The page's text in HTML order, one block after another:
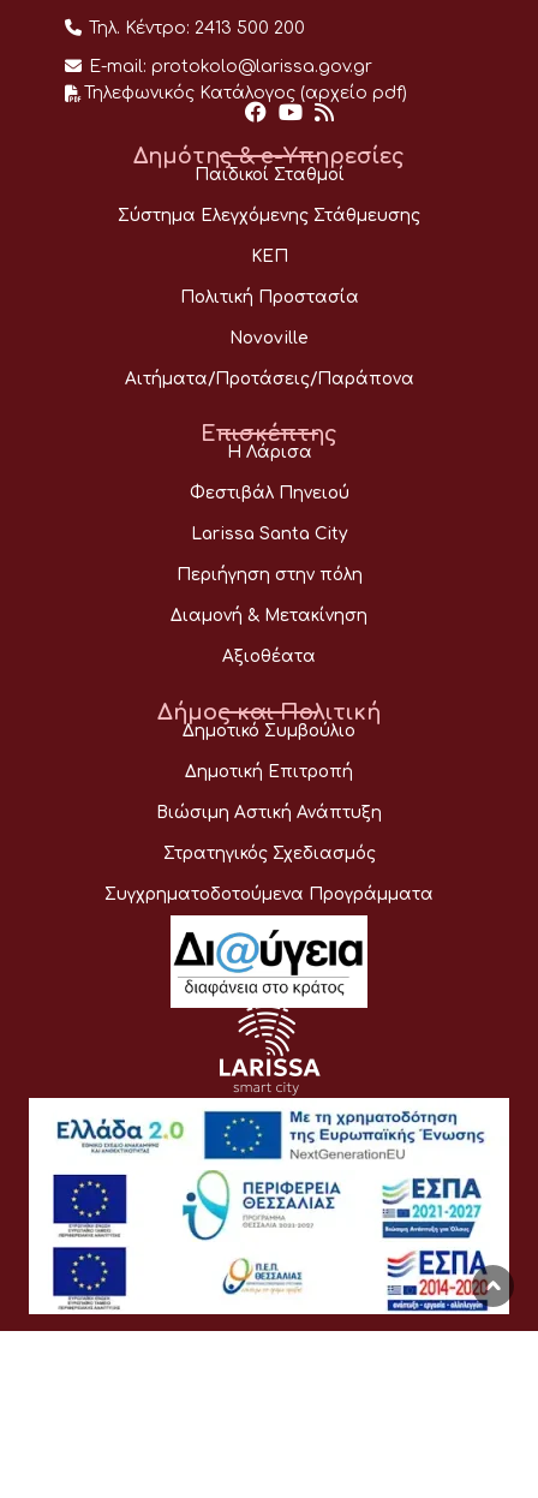
Τηλ. Κέντρο: 2413 500 200
E-mail: protokolo@larissa.gov.gr
Τηλεφωνικός Κατάλογος (αρχείο pdf)
Δημότης & e-Υπηρεσίες
Παιδικοί Σταθμοί
Σύστημα Ελεγχόμενης Στάθμευσης
ΚΕΠ
Πολιτική Προστασία
Novoville
Αιτήματα/Προτάσεις/Παράπονα
Επισκέπτης
Η Λάρισα
Φεστιβάλ Πηνειού
Larissa Santa City
Περιήγηση στην πόλη
Διαμονή & Μετακίνηση
Αξιοθέατα
Δήμος και Πολιτική
Δημοτικό Συμβούλιο
Δημοτική Επιτροπή
Βιώσιμη Αστική Ανάπτυξη
Στρατηγικός Σχεδιασμός
Συγχρηματοδοτούμενα Προγράμματα